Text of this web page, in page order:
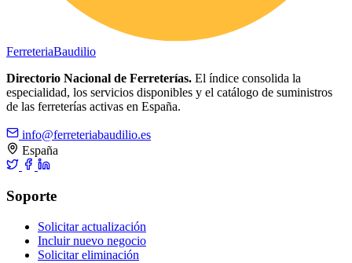
FerreteriaBaudilio
Directorio Nacional de Ferreterías. El índice consolida la
especialidad, los servicios disponibles y el catálogo de suministros
de las ferreterías activas en España.
info@ferreteriabaudilio.es
España
Soporte
Solicitar actualización
Incluir nuevo negocio
Solicitar eliminación